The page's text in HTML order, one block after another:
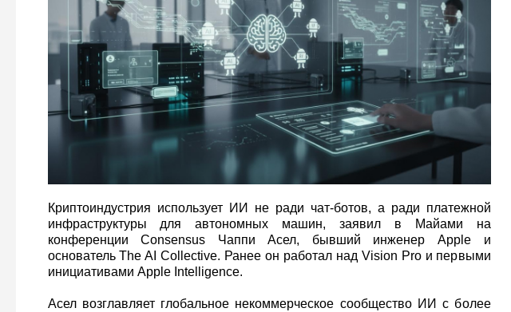
Криптоиндустрия использует ИИ не ради чат-ботов, а ради платежной
инфраструктуры для автономных машин, заявил в Майами на
конференции Consensus Чаппи Асел, бывший инженер Apple и
основатель The AI Collective. Ранее он работал над Vision Pro и первыми
инициативами Apple Intelligence.
Асел возглавляет глобальное некоммерческое сообщество ИИ с более